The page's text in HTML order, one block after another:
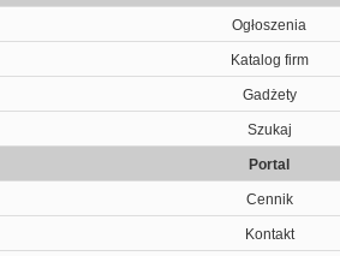
Ogłoszenia
Katalog firm
Gadżety
Szukaj
Portal
Cennik
Kontakt